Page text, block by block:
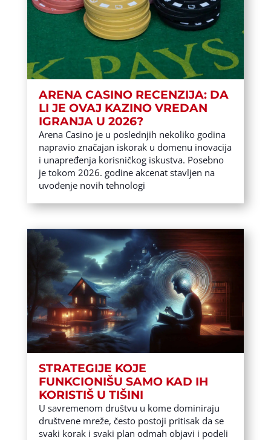
ARENA CASINO RECENZIJA: DA
LI JE OVAJ KAZINO VREDAN
IGRANJA U 2026?
Arena Casino je u poslednjih nekoliko godina
napravio značajan iskorak u domenu inovacija
i unapređenja korisničkog iskustva. Posebno
je tokom 2026. godine akcenat stavljen na
uvođenje novih tehnologi
STRATEGIJE KOJE
FUNKCIONIŠU SAMO KAD IH
KORISTIŠ U TIŠINI
U savremenom društvu u kome dominiraju
društvene mreže, često postoji pritisak da se
svaki korak i svaki plan odmah objavi i podeli